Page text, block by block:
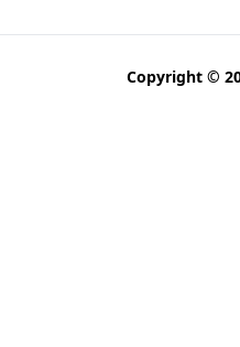
Copyright ©